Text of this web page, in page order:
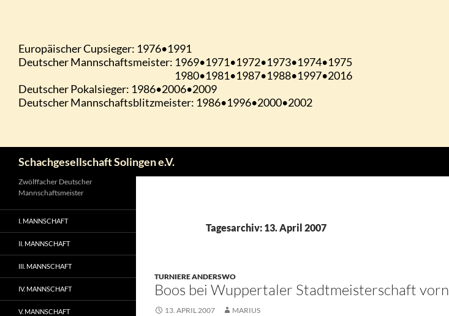
Schachgesellschaft Solingen e.V.
Tagesarchiv: 13. April 2007
TURNIERE ANDERSWO
Boos bei Wuppertaler Stadtmeisterschaft vorn
13. APRIL 2007 MARIUS
Zwölffacher Deutscher
Mannschaftsmeister
I. MANNSCHAFT
II. MANNSCHAFT
III. MANNSCHAFT
IV. MANNSCHAFT
V. MANNSCHAFT